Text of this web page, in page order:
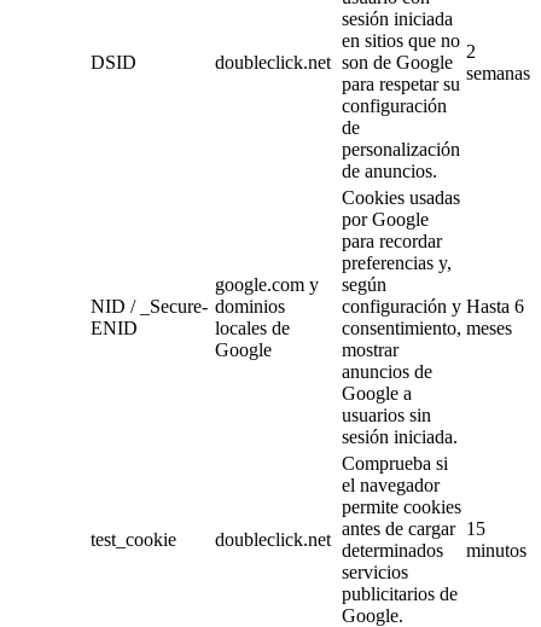
DSID doubleclick.net
sesión iniciada
en sitios que no
son de Google
para respetar su
configuración
de
personalización
de anuncios.
2
semanas
NID / _Secure-
ENID
google.com y
dominios
locales de
Google
Cookies usadas
por Google
para recordar
preferencias y,
según
configuración y
consentimiento,
mostrar
anuncios de
Google a
usuarios sin
sesión iniciada.
Hasta 6
meses
test_cookie doubleclick.net
Comprueba si
el navegador
permite cookies
antes de cargar
determinados
servicios
publicitarios de
Google.
15
minutos